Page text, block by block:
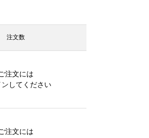
注文数
注文には
ン してください
注文には